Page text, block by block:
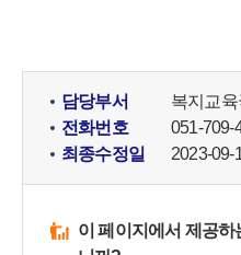
담당부서
복지교
전화번호
051-709-
최종수정일
2023-09-
이 페이지에서 제공